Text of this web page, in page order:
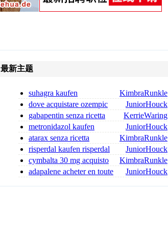
最新主题
KimbraRunkle
suhagra kaufen
JuniorHouck
dove acquistare ozempic
comprare ozempic
KerrieWaring
gabapentin senza ricetta
JuniorHouck
metronidazol kaufen
deutschland metronidazol kaufeKimbraRunkle
atarax senza ricetta
JuniorHouck
risperdal kaufen risperdal
rezeptfrei
KimbraRunkle
cymbalta 30 mg acquisto
online
JuniorHouck
adapalene acheter en toute